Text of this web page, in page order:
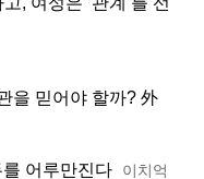
을 믿어야 할까? 外
어루만진다 이치억